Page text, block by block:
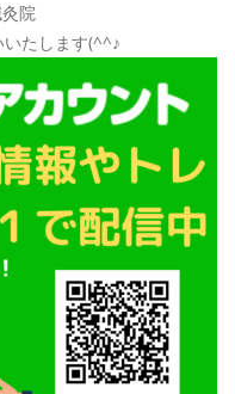
院
たします(^^♪